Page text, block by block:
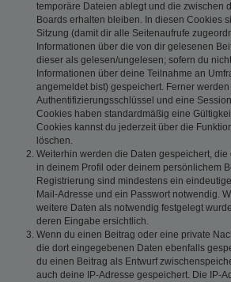
temporäre Dateien ablegt und die zwischen
Boards erhalten bleiben. In diesen Cookies
Sitzung (damit dir alle Seitenaufrufe
Informationen über die von dir gelesenen
dieser als gelesen/ungelesen; sofern du
Informationen über deine Teilnahme an
angemeldet bist) gespeichert. Ferner
Authentifizierungsschlüssel und eine
Cookies haben standardmäßig eine
Cookies kannst du jederzeit über die
löschen.
Weiterhin werden die Daten gespeichert,
in deinem Profil oder deinem persönlichem
Registrierung sind mindestens ein
Mail-Adresse und ein Passwort notwendig.
weitere Daten als notwendig festgelegt
deren Eingabe ersichtlich.
Wenn du einen Beitrag oder eine private
die dort eingegebenen Daten ebenfalls
du einen Beitrag als Entwurf
auch deine IP-Adresse gespeichert. Die IP-